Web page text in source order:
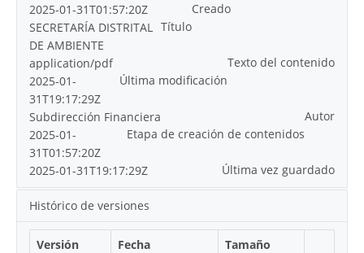
Creado
2025-01-31T01:57:20Z
Título
SECRETARÍA DISTRITAL
DE AMBIENTE
Texto del contenido
application/pdf
Última modificación
2025-01-
31T19:17:29Z
Autor
Subdirección Financiera
Etapa de creación de contenidos
2025-01-
31T01:57:20Z
Última vez guardado
2025-01-31T19:17:29Z
Histórico de versiones
Versión Fecha
Tamaño